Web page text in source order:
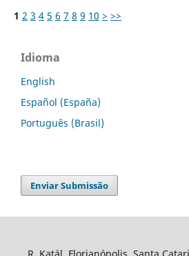
1 2 3 4 5 6 7 8 9 10 > >>
Idioma
English
Español (España)
Português (Brasil)
Enviar Submissão